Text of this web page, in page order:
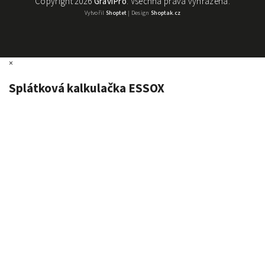
Vytvořil Shoptet| Design Shoptak.cz
×
Splátková kalkulačka ESSOX